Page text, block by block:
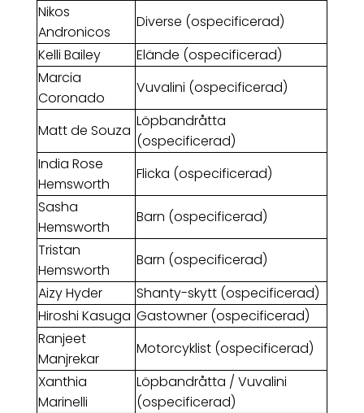
Nikos
Andronicos
Diverse (ospecificerad)
Kelli Bailey
Elände (ospecificerad)
Marcia
Coronado
Vuvalini (ospecificerad)
Matt de Souza
Löpbandråtta
(ospecificerad)
India Rose
Hemsworth
Flicka (ospecificerad)
Sasha
Hemsworth
Barn (ospecificerad)
Tristan
Hemsworth
Barn (ospecificerad)
Aizy Hyder
Shanty-skytt (ospecificerad)
Hiroshi Kasuga Gastowner (ospecificerad)
Ranjeet
Manjrekar
Motorcyklist (ospecificerad)
Xanthia
Marinelli
Löpbandråtta / Vuvalini
(ospecificerad)